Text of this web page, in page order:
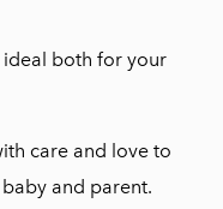
ideal both for your
care and love to
and parent.